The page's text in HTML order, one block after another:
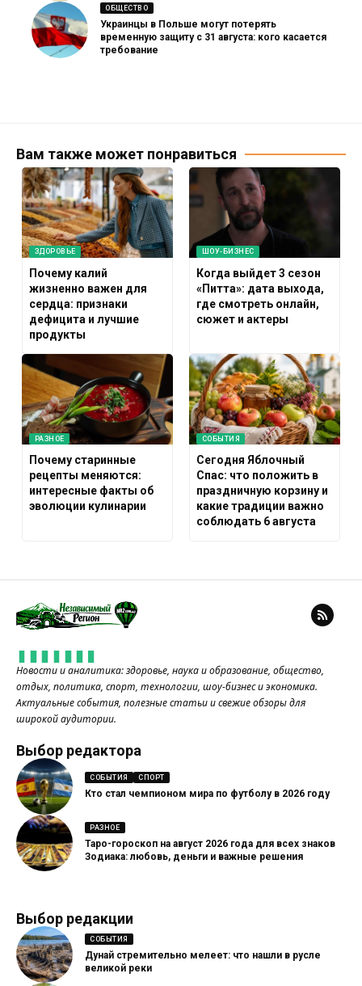
ОБЩЕСТВО
Украинцы в Польше могут потерять
временную защиту с 31 августа: кого касается
требование
Вам также может понравиться
ЗДОРОВЬЕ
Почему калий
жизненно важен для
сердца: признаки
дефицита и лучшие
продукты
ШОУ-БИЗНЕС
Когда выйдет 3 сезон
«Питта»: дата выхода,
где смотреть онлайн,
сюжет и актеры
РАЗНОЕ
Почему старинные
рецепты меняются:
интересные факты об
эволюции кулинарии
СОБЫТИЯ
Сегодня Яблочный
Спас: что положить в
праздничную корзину и
какие традиции важно
соблюдать 6 августа
Новости и аналитика: здоровье, наука и образование, общество,
отдых, политика, спорт, технологии, шоу-бизнес и экономика.
Актуальные события, полезные статьи и свежие обзоры для
широкой аудитории.
Выбор редактора
СОБЫТИЯ СПОРТ
Кто стал чемпионом мира по футболу в 2026 году
РАЗНОЕ
Таро-гороскоп на август 2026 года для всех знаков
Зодиака: любовь, деньги и важные решения
Выбор редакции
СОБЫТИЯ
Дунай стремительно мелеет: что нашли в русле
великой реки